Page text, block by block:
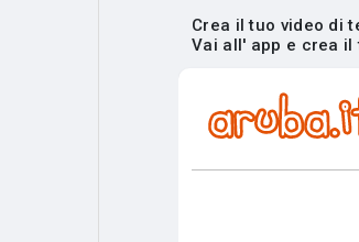
Crea il tuo video di
Vai all' app e crea il